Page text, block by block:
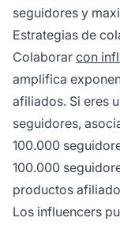
seguidores y
Estrategias de
Colaborar con
amplifica
afiliados. Si eres
seguidores,
100.000
100.000
productos
Los influencers